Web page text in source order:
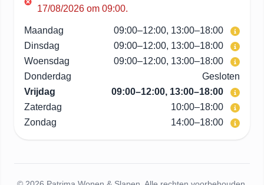
17/08/2026 om 09:00.
Maandag
09:00–12:00, 13:00–18:00
Dinsdag
09:00–12:00, 13:00–18:00
Woensdag
09:00–12:00, 13:00–18:00
Donderdag
Gesloten
Vrijdag
09:00–12:00, 13:00–18:00
Zaterdag
10:00–18:00
Zondag
14:00–18:00